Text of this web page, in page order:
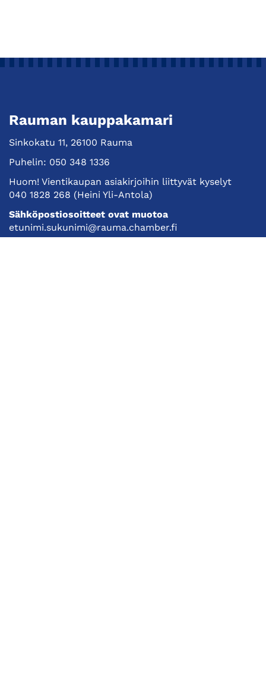
Rauman kauppakamari
Sinkokatu 11, 26100 Rauma
Puhelin: 050 348 1336
Huom! Vientikaupan asiakirjoihin liittyvät kyselyt
040 1828 268 (Heini Yli-Antola)
Sähköpostiosoitteet ovat muotoa
etunimi.sukunimi@rauma.chamber.fi